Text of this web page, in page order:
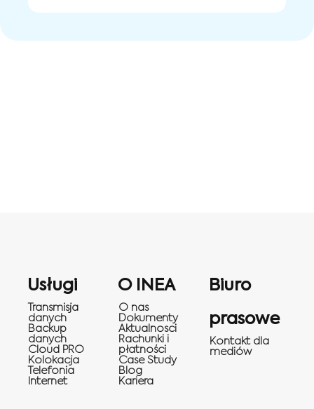
Usługi
Transmisja
danych
Backup
danych
Cloud PRO
Kolokacja
Telefonia
Internet
O INEA
O nas
Dokumenty
Aktualnosci
Rachunki i
płatności
Case Study
Blog
Kariera
Biuro
prasowe
Kontakt dla
mediów